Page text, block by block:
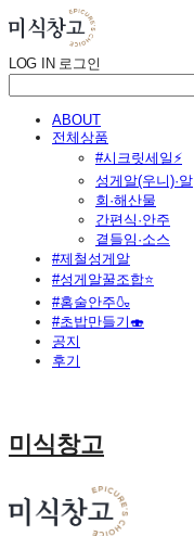
LOG IN 로그인
ABOUT
전체상품
#시크릿세일⚡
성게알(우니)·알
회·해산물
간편식·안주
곁들임·소스
#제철성게알
#성게알꿀조합⭐
#홈술안주🍶
#초밥만들기🍣
공지
후기
미식창고